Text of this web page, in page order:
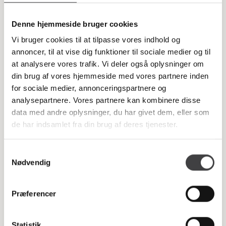
Denne hjemmeside bruger cookies
Vi bruger cookies til at tilpasse vores indhold og
annoncer, til at vise dig funktioner til sociale medier og til
at analysere vores trafik. Vi deler også oplysninger om
din brug af vores hjemmeside med vores partnere inden
for sociale medier, annonceringspartnere og
analysepartnere. Vores partnere kan kombinere disse
data med andre oplysninger, du har givet dem, eller som
de har indsamlet fra din brug af deres tjenester.
Nødvendig
Præferencer
Vores projekter er stolt produceret i Danmark på vores eget værksted,
Bjerregaard er din tryghed vigtig, og derfor lægger vi vægt på